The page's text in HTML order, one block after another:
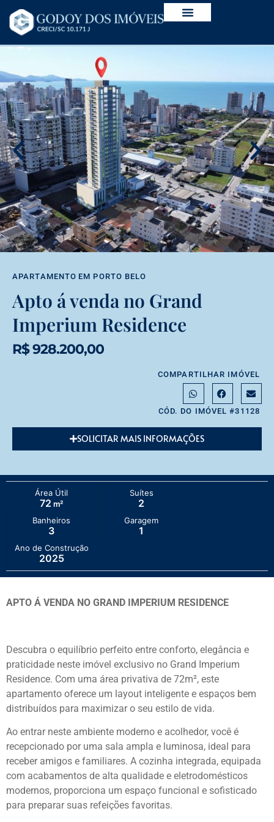
APARTAMENTO EM PORTO BELO
Apto á venda no Grand
Imperium Residence
R$ 928.200,00
COMPARTILHAR IMÓVEL
CÓD. DO IMÓVEL #31128
SOLICITAR MAIS INFORMAÇÕES
Área Útil
72 m²
Suítes
2
Banheiros
3
Garagem
1
Ano de Construção
2025
APTO Á VENDA NO GRAND IMPERIUM RESIDENCE
Descubra o equilíbrio perfeito entre conforto, elegância e
praticidade neste imóvel exclusivo no Grand Imperium
Residence. Com uma área privativa de 72m², este
apartamento oferece um layout inteligente e espaços bem
distribuídos para maximizar o seu estilo de vida.
Ao entrar neste ambiente moderno e acolhedor, você é
recepcionado por uma sala ampla e luminosa, ideal para
receber amigos e familiares. A cozinha integrada, equipada
com acabamentos de alta qualidade e eletrodomésticos
modernos, proporciona um espaço funcional e sofisticado
para preparar suas refeições favoritas.